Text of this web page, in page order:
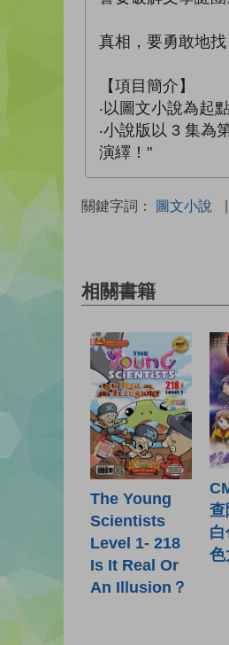
真相，要勇敢地找
【項目簡介】
‧以圖文小說為起
‧小說版以 3 集為
演繹！"
關鍵字詞： 圖文小說 |
相關書籍
The Young
Scientists
Level 1- 218
Is It Real Or
An Illusion？
查
色